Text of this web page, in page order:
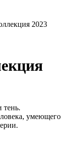
2023
тень.
умеющего